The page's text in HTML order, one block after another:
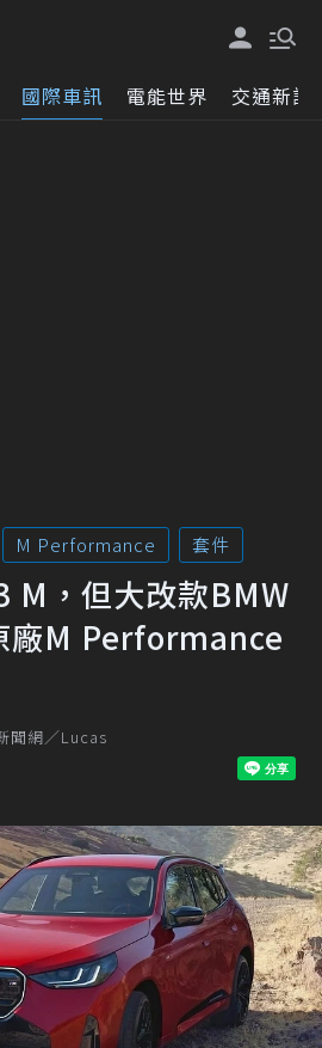
國際車訊 電能世界 交通新訊
M Performance 套件
M，但大改款BMW
廠M Performance
聞網／Lucas